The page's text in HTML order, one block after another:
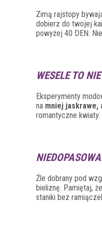
Zimą rajstopy
dobierz do twojej
powyżej 40 DEN.
WESELE TO
Eksperymenty
na mniej jaskrawe,
romantyczne kwiaty.
Źle dobrany pod
bieliznę. Pamiętaj, że
staniki bez